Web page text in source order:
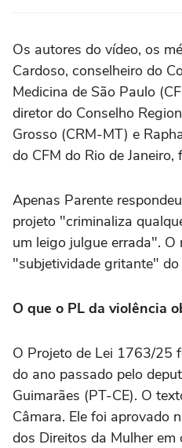
Os autores do vídeo, os
Cardoso, conselheiro do
Medicina de São Paulo
diretor do Conselho
Grosso (CRM-MT) e
do CFM do Rio de
Apenas Parente
projeto "criminaliza
um leigo julgue errada". O
"subjetividade gritante" do
O que o PL da violência
O Projeto de Lei 1763/25
do ano passado pelo
Guimarães (PT-CE). O
Câmara. Ele foi aprovado
dos Direitos da Mulher